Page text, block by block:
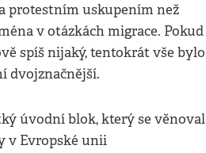
protestním uskupením než
v otázkách migrace. Pokud
spíš nijaký, tentokrát vše bylo
dvojznačnější.
úvodní blok, který se věnoval
v Evropské unii